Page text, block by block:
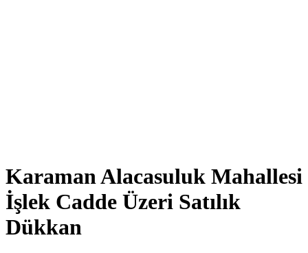
Karaman Alacasuluk Mahallesi
İşlek Cadde Üzeri Satılık
Dükkan